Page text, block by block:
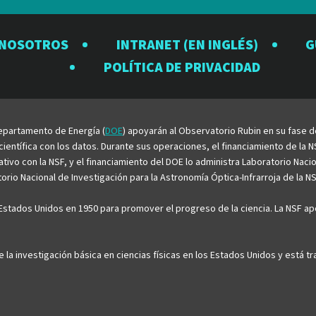
el
Observatorio
Rubin
el
Observatorio
Rubin
el
Rubin
el
Rubin
el
INTRANET (EN INGLÉS)
POLÍTICA DE PRIVACIDAD
de Energía (DOE) apoyarán al Observatorio Rubin en su fase
con los datos. Durante sus operaciones, el financiamiento de la
con la NSF, y el financiamiento del DOE lo administra Laboratorio
Nacional de Investigación para la Astronomía Óptica-Infrarroja de la
Unidos en 1950 para promover el progreso de la ciencia. La NSF
la investigación básica en ciencias físicas en los Estados Unidos y